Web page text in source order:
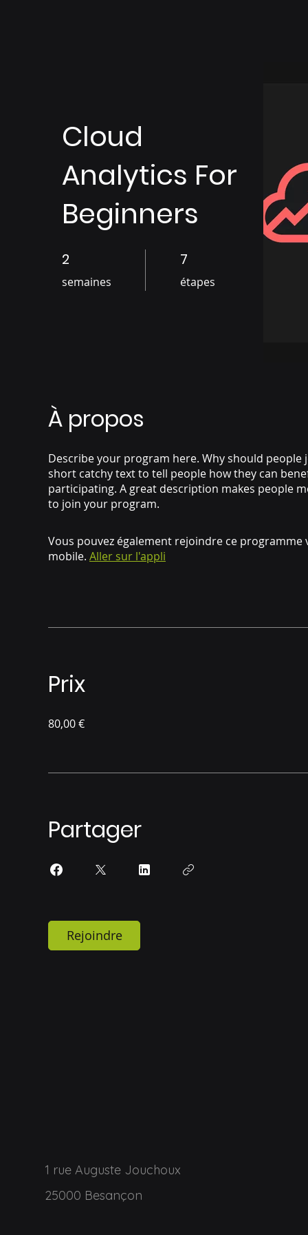
Cloud
Analytics For
Beginners
2
semaines
2 semaines 7
étapes
7 étapes
À propos
Describe your program here. Why should people
short catchy text to tell people how they can
participating. A great description makes people
to join your program.
Vous pouvez également rejoindre ce programme
mobile. Aller sur l'appli
Prix
80,00 €
Partager
Rejoindre
1 rue Auguste Jouchoux
25000 Besançon